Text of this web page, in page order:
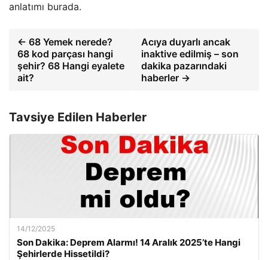
anlatımı burada.
← 68 Yemek nerede?
68 kod parçası hangi
şehir? 68 Hangi eyalete
ait?
Acıya duyarlı ancak
inaktive edilmiş – son
dakika pazarındaki
haberler →
Tavsiye Edilen Haberler
14/12/2025
Son Dakika: Deprem Alarmı! 14 Aralık 2025’te Hangi
Şehirlerde Hissetildi?